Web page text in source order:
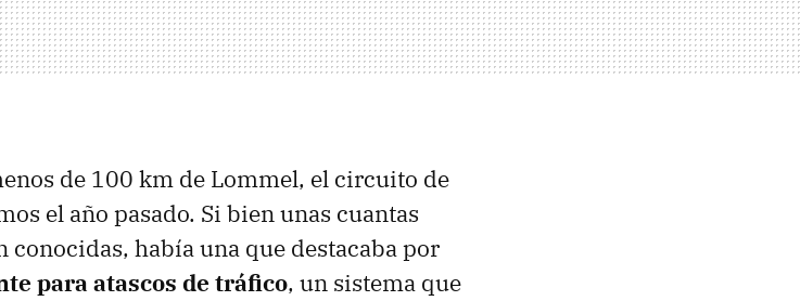
de 100 km de Lommel, el circuito de
el año pasado. Si bien unas cuantas
conocidas, había una que destacaba por
para atascos de tráfico, un sistema que